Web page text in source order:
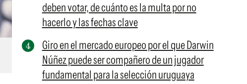
deben votar, de cuánto es la multa por no
hacerlo y las fechas clave
Giro en el mercado europeo por el que Darwin
Núñez puede ser compañero de un jugador
fundamental para la selección uruguaya